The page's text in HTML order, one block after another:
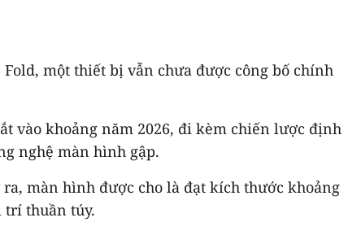
một thiết bị vẫn chưa được công bố chính
vào khoảng năm 2026, đi kèm chiến lược định
nghệ màn hình gập.
màn hình được cho là đạt kích thước khoảng
trí thuần túy.